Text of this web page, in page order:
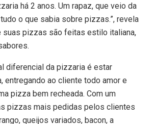
há 2 anos. Um rapaz, que veio da
o que sabia sobre pizzas.”, revela
suas pizzas são feitas estilo italiana,
diferencial da pizzaria é estar
entregando ao cliente todo amor e
pizza bem recheada. Com um
pizzas mais pedidas pelos clientes
queijos variados, bacon, a